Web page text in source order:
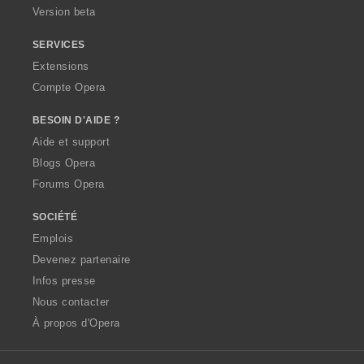
Version beta
SERVICES
Extensions
Compte Opera
BESOIN D'AIDE ?
Aide et support
Blogs Opera
Forums Opera
SOCIÉTÉ
Emplois
Devenez partenaire
Infos presse
Nous contacter
À propos d'Opera